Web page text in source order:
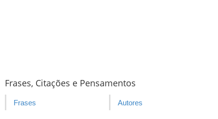
Frases, Citações e Pensamentos
Frases Autores